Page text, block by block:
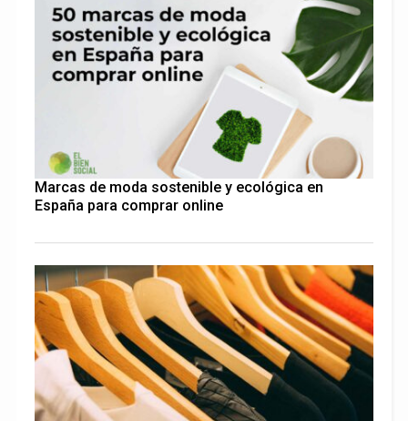
Marcas de moda sostenible y ecológica en
España para comprar online